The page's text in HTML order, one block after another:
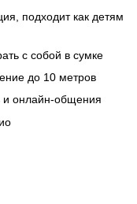
подходит как детям
с собой в сумке
до 10 метров
и онлайн-общения